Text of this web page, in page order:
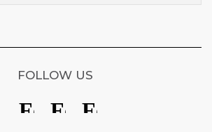
FOLLOW US